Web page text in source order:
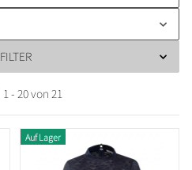
FILTER
1- 20von 21
Auf Lager